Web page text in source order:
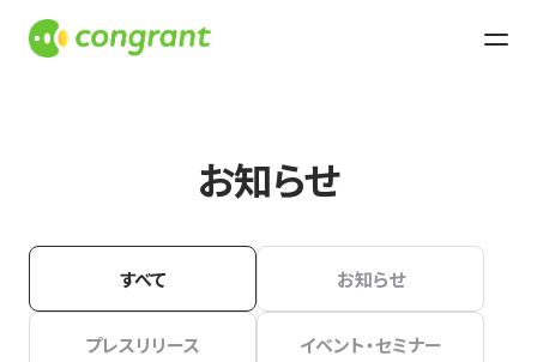
お知らせ
すべて お知らせ
プレスリリース イベント・セミナー